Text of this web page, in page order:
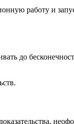
работу и
до